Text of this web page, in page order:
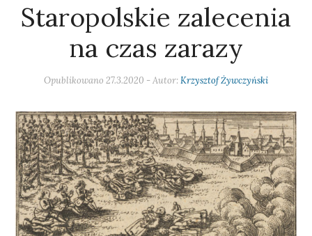
Staropolskie zalecenia
na czas zarazy
Opublikowano 27.3.2020 - Autor:Krzysztof Żywczyński